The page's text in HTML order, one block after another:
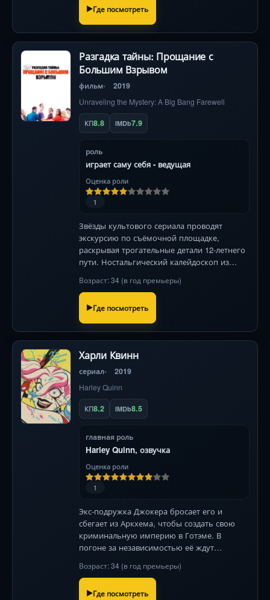
Где посмотреть
Разгадка тайны: Прощание с
Большим Взрывом
фильм 2019
Unraveling the Mystery: A Big Bang Farewell
КП8.8 IMDb7.9
роль
играет саму себя - ведущая
Оценка роли
1
Звёзды культового сериала проводят
экскурсию по съёмочной площадке,
раскрывая трогательные детали 12-летнего
пути. Ностальгический калейдоскоп из
Возраст: 34 (в год премьеры)
Где посмотреть
Харли Квинн
сериал 2019
Harley Quinn
КП8.2 IMDb8.5
главная роль
Harley Quinn, озвучка
Оценка роли
1
Экс-подружка Джокера бросает его и
сбегает из Аркхема, чтобы создать свою
криминальную империю в Готэме. В
погоне за независимостью её ждут
команда и опасные враги .
Возраст: 34 (в год премьеры)
Где посмотреть